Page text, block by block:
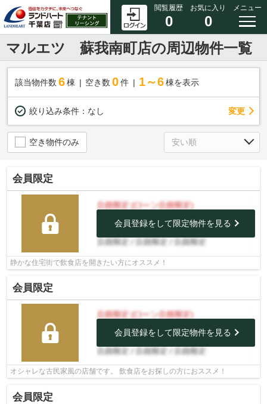
閲覧履歴
0
お気に入り
0
メニュー
マルエツ 蘇我南町店の周辺物件一覧
該当物件数 6棟 空き数 0 件 1～6 棟を表示
絞り込み条件： なし 変更
空き物件のみ
会員限定
会員登録をして限定物件を見る
静かな住宅街で飲食店を開きたい方にオススメ！
会員限定
会員登録をして限定物件を見る
オシャレな古民家風の店舗です。 飲食店をお探しの方におススメ！
会員限定